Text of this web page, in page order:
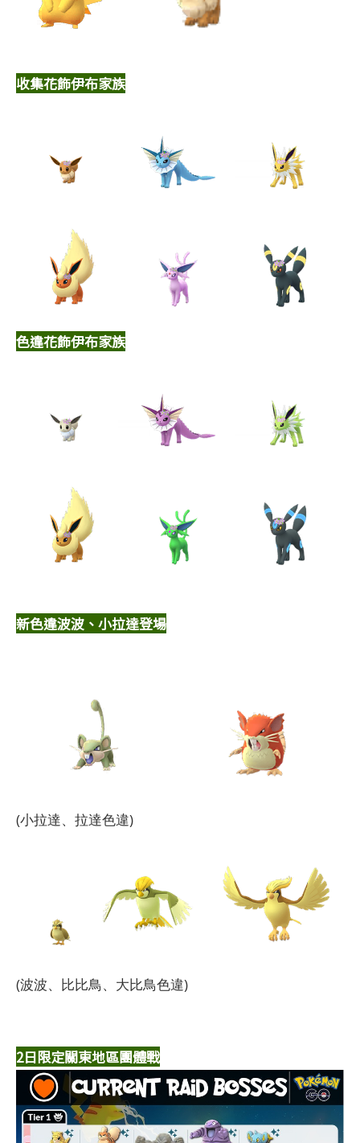
收集花飾伊布家族
色違花飾伊布家族
新色違波波、小拉達登場
(小拉達、拉達色違)
(波波、比比鳥、大比鳥色違)
2日限定關東地區團體戰